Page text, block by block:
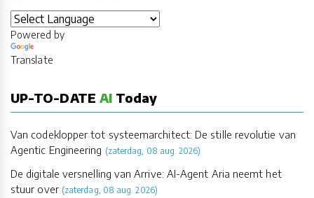
Powered by
Translate
UP-TO-DATE AI Today
Van codeklopper tot systeemarchitect: De stille revolutie van
Agentic Engineering (zaterdag, 08 aug. 2026)
De digitale versnelling van Arrive: AI-Agent Aria neemt het
stuur over (zaterdag, 08 aug. 2026)